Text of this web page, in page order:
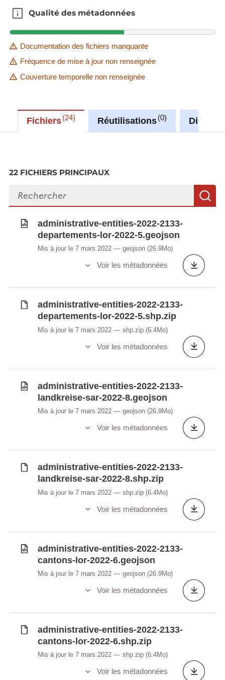
Qualité des métadonnées
Qualité des métadonnées
Documentation des fichiers manquante
Fréquence de mise à jour non renseignée
Couverture temporelle non renseignée
Fichiers 24 Réutilisations 0
22 FICHIERS PRINCIPAUX
Rechercher des fichiers
administrative-entities-2022-2133-
departements-lor-2022-5.geojson
Mis à jour le 7 mars 2022 geojson (26.9Mo)
Voir les métadonnées
administrative-entities-2022-2133-
departements-lor-2022-5.shp.zip
Mis à jour le 7 mars 2022 shp.zip (6.4Mo)
Voir les métadonnées
administrative-entities-2022-2133-
landkreise-sar-2022-8.geojson
Mis à jour le 7 mars 2022 geojson (26.9Mo)
Voir les métadonnées
administrative-entities-2022-2133-
landkreise-sar-2022-8.shp.zip
Mis à jour le 7 mars 2022 shp.zip (6.4Mo)
Voir les métadonnées
administrative-entities-2022-2133-
cantons-lor-2022-6.geojson
Mis à jour le 7 mars 2022 geojson (26.9Mo)
Voir les métadonnées
administrative-entities-2022-2133-
cantons-lor-2022-6.shp.zip
Mis à jour le 7 mars 2022 shp.zip (6.4Mo)
Voir les métadonnées